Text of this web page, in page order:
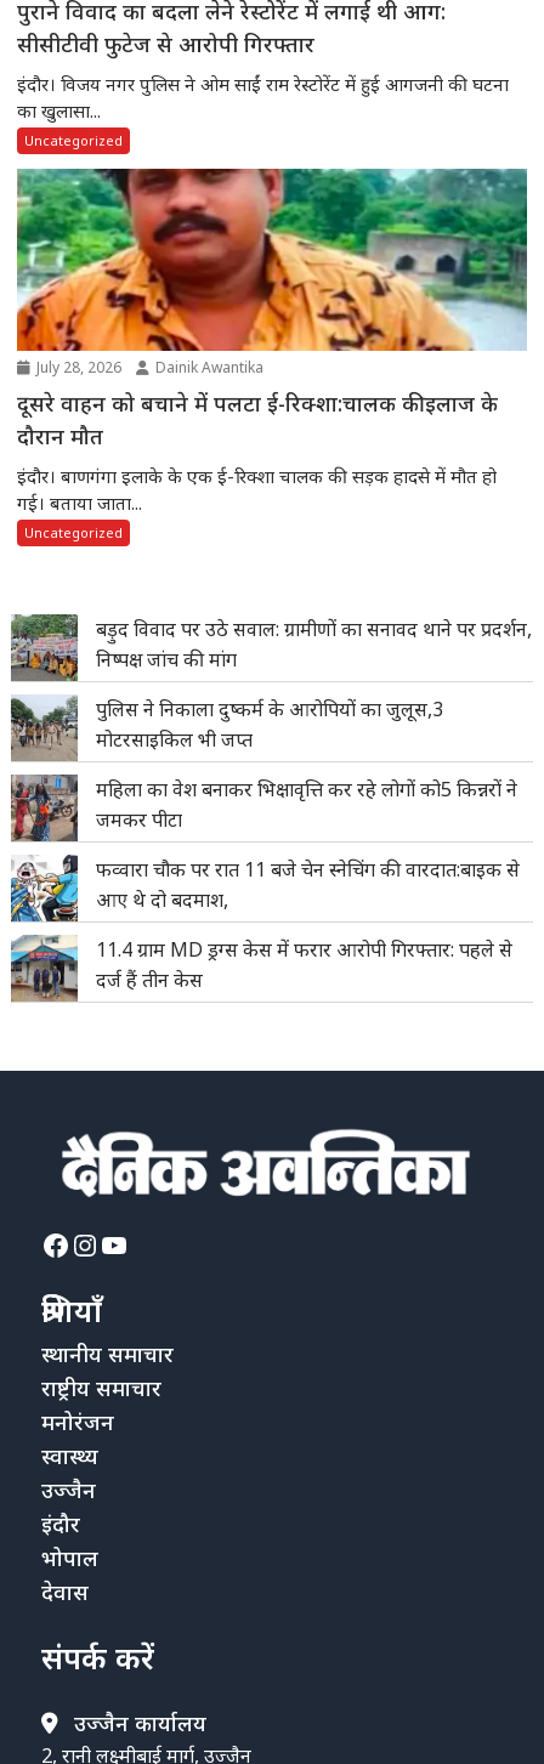
पुराने विवाद का बदला लेने रेस्टोरेंट में लगाई थी आग:
सीसीटीवी फुटेज से आरोपी गिरफ्तार
इंदौर। विजय नगर पुलिस ने ओम साईं राम रेस्टोरेंट में हुई आगजनी की घटना
का खुलासा...
Uncategorized
July 28, 2026 Dainik Awantika
दूसरे वाहन को बचाने में पलटा ई-रिक्शा:चालक की इलाज के
दौरान मौत
इंदौर। बाणगंगा इलाके के एक ई-रिक्शा चालक की सड़क हादसे में मौत हो
गई। बताया जाता...
Uncategorized
बड़ुद विवाद पर उठे सवाल: ग्रामीणों का सनावद थाने पर प्रदर्शन,
निष्पक्ष जांच की मांग
पुलिस ने निकाला दुष्कर्म के आरोपियों का जुलूस,3
मोटरसाइकिल भी जप्त
महिला का वेश बनाकर भिक्षावृत्ति कर रहे लोगों को5 किन्नरों ने
जमकर पीटा
फव्वारा चौक पर रात 11 बजे चेन स्नेचिंग की वारदात:बाइक से
आए थे दो बदमाश,
11.4 ग्राम MD ड्रग्स केस में फरार आरोपी गिरफ्तार: पहले से
दर्ज हैं तीन केस
Facebook
Instagram
YouTube
श्रेणियाँ
स्थानीय समाचार
राष्ट्रीय समाचार
मनोरंजन
स्वास्थ्य
उज्जैन
इंदौर
भोपाल
देवास
संपर्क करें
उज्जैन कार्यालय
2, रानी लक्ष्मीबाई मार्ग, उज्जैन